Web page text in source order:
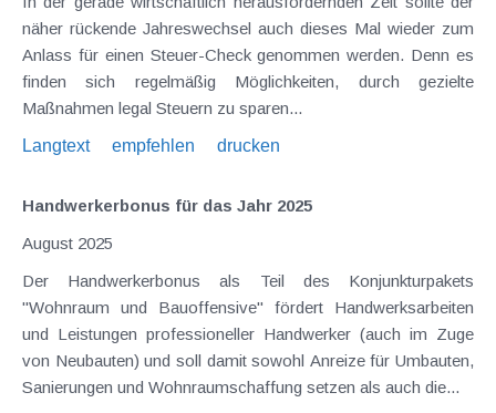
näher rückende Jahreswechsel auch dieses Mal wieder zum
Anlass für einen Steuer-Check genommen werden. Denn es
finden sich regelmäßig Möglichkeiten, durch gezielte
Maßnahmen legal Steuern zu sparen...
Langtext
empfehlen drucken
Handwerkerbonus für das Jahr 2025
August 2025
Der Handwerkerbonus als Teil des Konjunkturpakets
"Wohnraum und Bauoffensive" fördert Handwerksarbeiten
und Leistungen professioneller Handwerker (auch im Zuge
von Neubauten) und soll damit sowohl Anreize für Umbauten,
Sanierungen und Wohnraumschaffung setzen als auch die...